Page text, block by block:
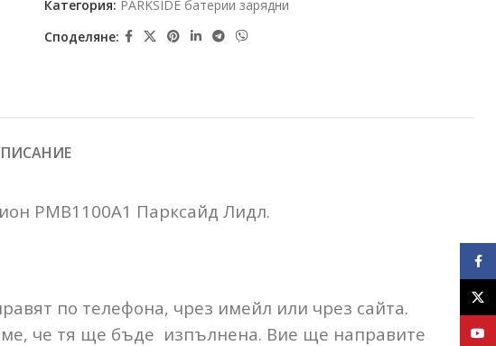
Категория: PARKSIDE батерии зарядни
Споделяне:
PMB1100A1 Парксайд Лидл.
по телефона, чрез имейл или чрез сайта.
че тя ще бъде изпълнена. Вие ще направите